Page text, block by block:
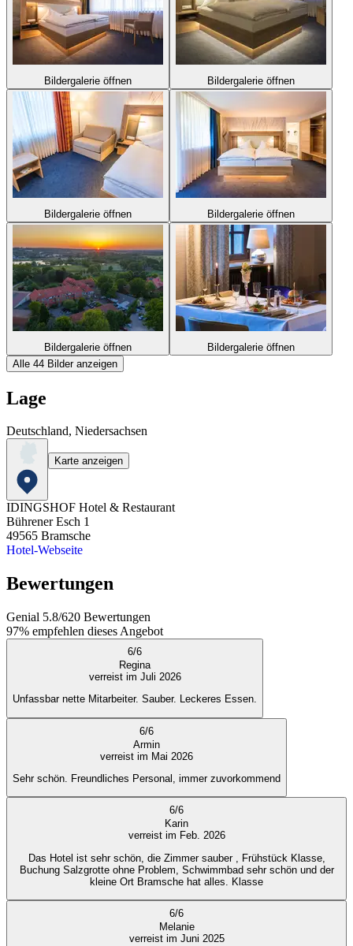
Bildergalerie öffnen Bildergalerie öffnen
Bildergalerie öffnen Bildergalerie öffnen
Bildergalerie öffnen
Bildergalerie öffnen
Alle 44 Bilder anzeigen
Lage
Deutschland, Niedersachsen
Karte anzeigen
IDINGSHOF Hotel & Restaurant
Bührener Esch 1
49565 Bramsche
Hotel-Webseite
Bewertungen
Genial 5.8/620 Bewertungen
97% empfehlen dieses Angebot
6/6
Regina
verreist im Juli 2026
Unfassbar nette Mitarbeiter. Sauber. Leckeres Essen.
6/6
Armin
verreist im Mai 2026
Sehr schön. Freundliches Personal, immer zuvorkommend
6/6
Karin
verreist im Feb. 2026
Das Hotel ist sehr schön, die Zimmer sauber , Frühstück Klasse,
Buchung Salzgrotte ohne Problem, Schwimmbad sehr schön und der
kleine Ort Bramsche hat alles. Klasse
6/6
Melanie
verreist im Juni 2025